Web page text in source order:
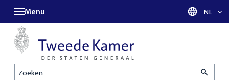
Zoeken
Menu Taal
NL